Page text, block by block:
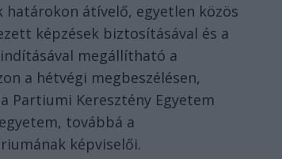
átívelő, egyetlen közös
képzések biztosításával és a
megállítható a
a hétvégi megbeszélésen,
Partiumi Keresztény Egyetem
továbbá a
képviselői.